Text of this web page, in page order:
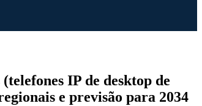
IP de desktop de
e previsão para 2034